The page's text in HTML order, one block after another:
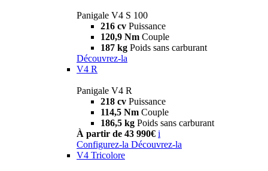
Panigale V4 S 100
216 cv Puissance
120,9 Nm Couple
187 kg Poids sans carburant
Découvrez-la
V4 R
Panigale V4 R
218 cv Puissance
114,5 Nm Couple
186,5 kg Poids sans carburant
À partir de 43 990€ i
Configurez-la Découvrez-la
V4 Tricolore